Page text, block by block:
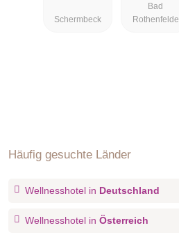
Schermbeck
Bad
Rothenfelde
Häufig gesuchte Länder
Wellnesshotel in Deutschland
Wellnesshotel in Österreich